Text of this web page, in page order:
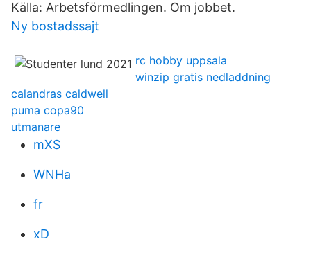
Källa: Arbetsförmedlingen. Om jobbet.
Ny bostadssajt
rc hobby uppsala
winzip gratis nedladdning
calandras caldwell
puma copa90
utmanare
mXS
WNHa
fr
xD